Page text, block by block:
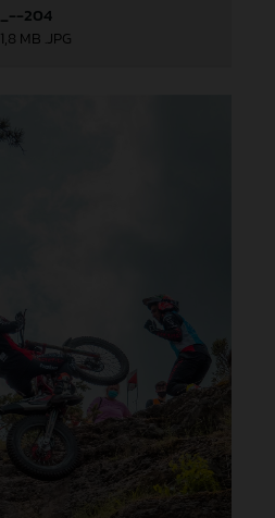
_--204
1,8 MB .JPG